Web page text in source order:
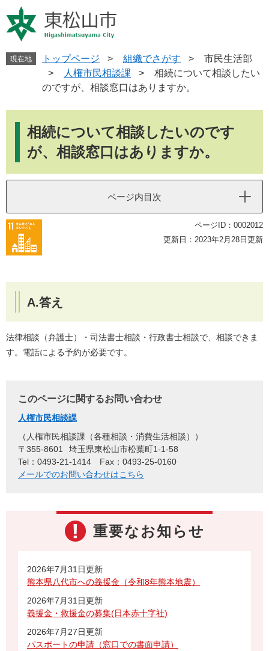
ー
ジ
ニ
ュ
現在地 トップページ > 組織でさがす >
市民生活部
>
人権市民相談課 >
相続について相談したい
のですが、相談窓口はありますか。
相続について相談したいのです
が、相談窓口はありますか。
ページ内目次
ページID：0002012
更新日：2023年2月28日更新
A.答え
法律相談（弁護士）・司法書士相談・行政書士相談で、相談できま
す。電話による予約が必要です。
このページに関するお問い合わせ
人権市民相談課
人権市民相談課（各種相談・消費生活相談）
〒355-8601
埼玉県東松山市松葉町1-1-58
Tel：0493-21-1414
Fax：0493-25-0160
メールでのお問い合わせはこちら
重要なお知らせ
2026年7月31日更新
熊本県八代市への義援金（令和8年熊本地震）
2026年7月31日更新
義援金・救援金の募集(日本赤十字社)
2026年7月27日更新
パスポートの申請（窓口での書面申請）